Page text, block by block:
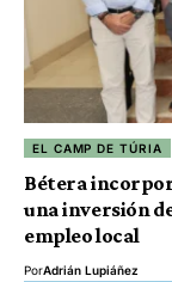
EL CAMP DE TÚRIA
Bétera
una inversión
empleo local
PorAdrián Lupiáñez